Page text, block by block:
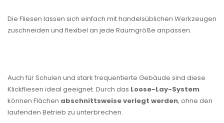
Die Fliesen lassen sich einfach mit handelsüblichen Werkzeugen
zuschneiden und flexibel an jede Raumgröße anpassen.
Auch für Schulen und stark frequentierte Gebäude sind diese
Klickfliesen ideal geeignet. Durch das Loose-Lay-System
können Flächen abschnittsweise verlegt werden, ohne den
laufenden Betrieb zu unterbrechen.